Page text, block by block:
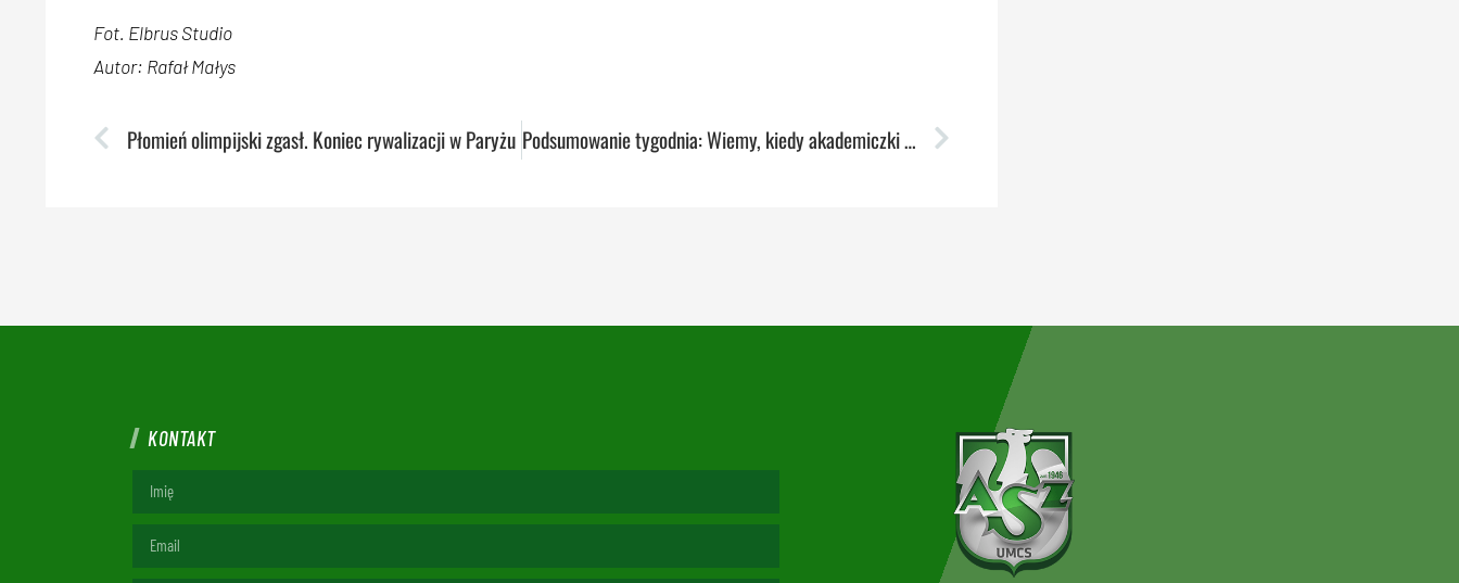
Fot. Elbrus Studio
Autor: Rafał Małys
Płomień olimpijski zgasł. Koniec rywalizacji w Paryżu Podsumowanie tygodnia: Wiemy, kiedy akademiczki zagrają w EuroCup Women
KONTAKT